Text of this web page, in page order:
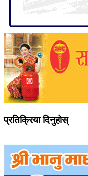
प्रतिक्रिया दिनुहोस्